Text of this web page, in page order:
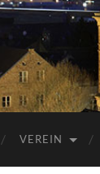
VEREIN